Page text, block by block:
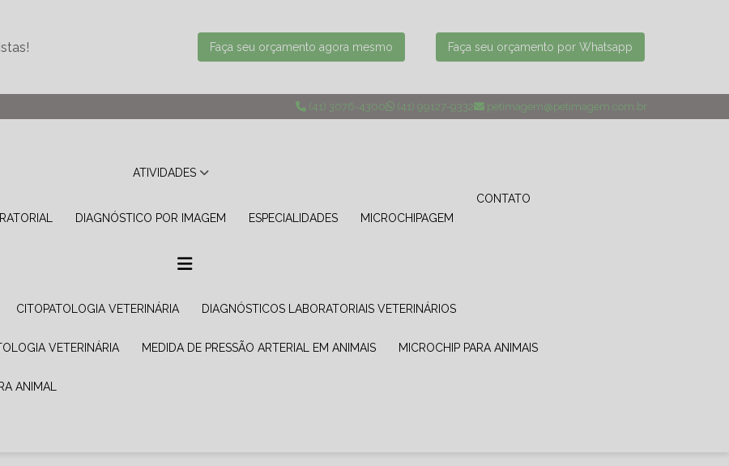
Faça seu orçamento agora mesmo Faça seu orçamento por Whatsapp
(41) 3076-4300 (41) 99127-9332 petimagem@petimagem.com.br
ATIVIDADES
DIAGNÓSTICO POR IMAGEM ESPECIALIDADES MICROCHIPAGEM
CONTATO
CITOPATOLOGIA VETERINÁRIA DIAGNÓSTICOS LABORATORIAIS VETERINÁRIOS
VETERINÁRIA MEDIDA DE PRESSÃO ARTERIAL EM ANIMAIS MICROCHIP PARA ANIMAIS
ANIMAL